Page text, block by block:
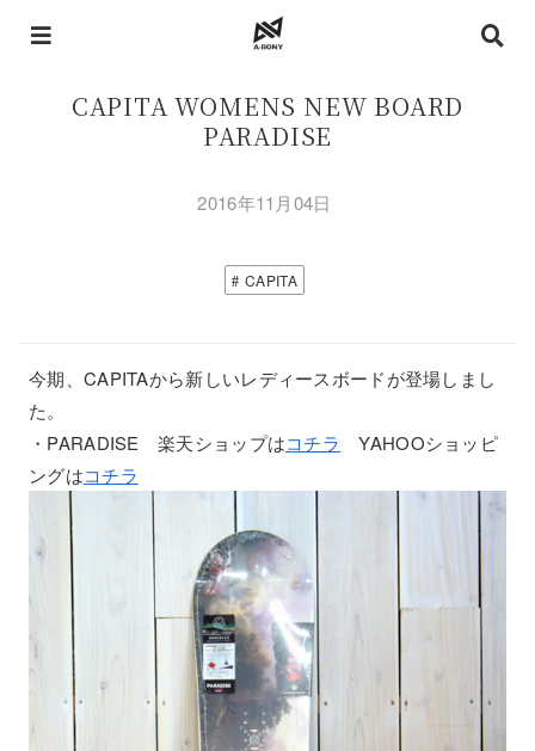
CAPITA WOMENS NEW BOARD
PARADISE
2016年11月04日
CAPITA
今期、CAPITAから新しいレディースボードが登場しまし
た。
・PARADISE 楽天ショップはコチラ YAHOOショッピ
ングはコチラ